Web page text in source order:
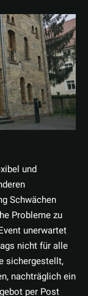
und
Schwächen
Probleme zu
unerwartet
nicht für alle
sichergestellt,
nachträglich ein
per Post